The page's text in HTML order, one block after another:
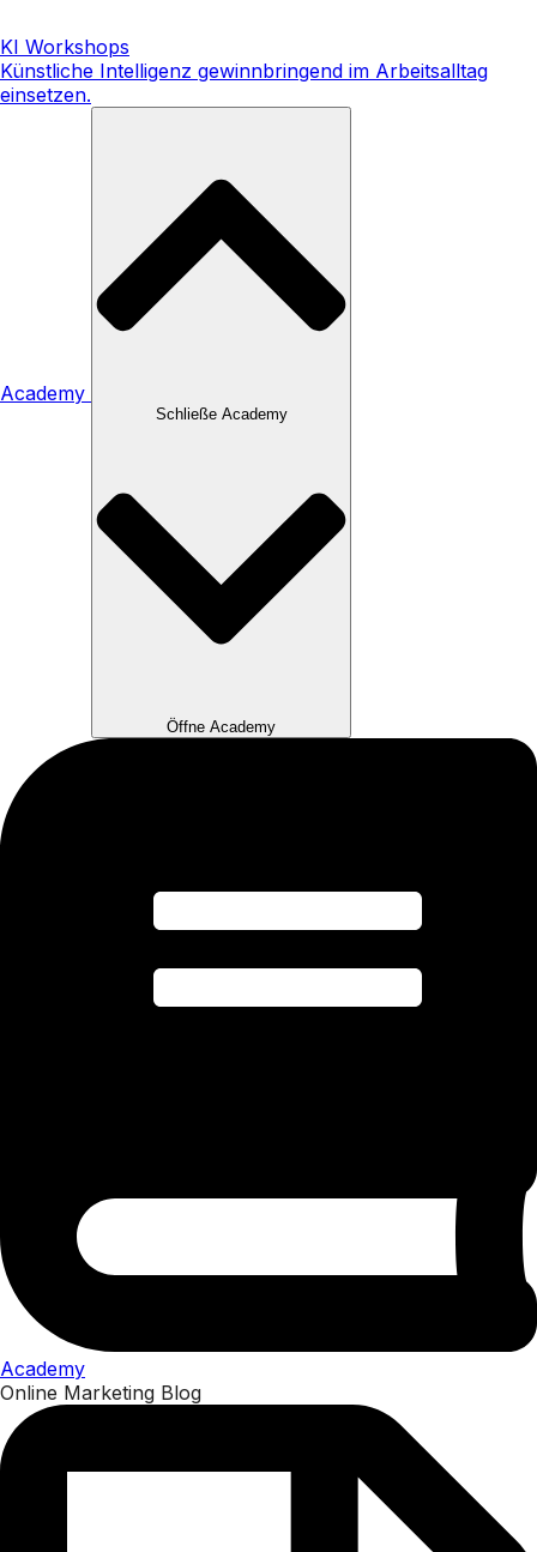
KI Workshops
Künstliche Intelligenz gewinnbringend im Arbeitsalltag
einsetzen.
Academy
Schließe Academy
Öffne Academy
Academy
Online Marketing Blog